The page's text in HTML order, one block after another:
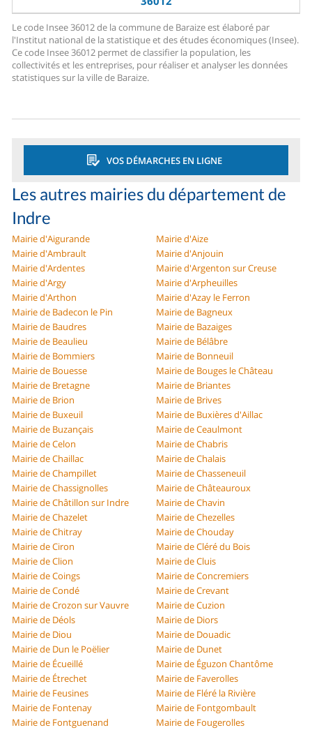
Le code Insee 36012 de la commune de Baraize est élaboré par
l'Institut national de la statistique et des études économiques (Insee).
Ce code Insee 36012 permet de classifier la population, les
collectivités et les entreprises, pour réaliser et analyser les données
statistiques sur la ville de Baraize.
VOS DÉMARCHES EN LIGNE
Les autres mairies du département de
Indre
Mairie d'Aigurande
Mairie d'Aize
Mairie d'Ambrault
Mairie d'Anjouin
Mairie d'Ardentes
Mairie d'Argenton sur Creuse
Mairie d'Argy
Mairie d'Arpheuilles
Mairie d'Arthon
Mairie d'Azay le Ferron
Mairie de Badecon le Pin
Mairie de Bagneux
Mairie de Baudres
Mairie de Bazaiges
Mairie de Beaulieu
Mairie de Bélâbre
Mairie de Bommiers
Mairie de Bonneuil
Mairie de Bouesse
Mairie de Bouges le Château
Mairie de Bretagne
Mairie de Briantes
Mairie de Brion
Mairie de Brives
Mairie de Buxeuil
Mairie de Buxières d'Aillac
Mairie de Buzançais
Mairie de Ceaulmont
Mairie de Celon
Mairie de Chabris
Mairie de Chaillac
Mairie de Chalais
Mairie de Champillet
Mairie de Chasseneuil
Mairie de Chassignolles
Mairie de Châteauroux
Mairie de Châtillon sur Indre
Mairie de Chavin
Mairie de Chazelet
Mairie de Chezelles
Mairie de Chitray
Mairie de Chouday
Mairie de Ciron
Mairie de Cléré du Bois
Mairie de Clion
Mairie de Cluis
Mairie de Coings
Mairie de Concremiers
Mairie de Condé
Mairie de Crevant
Mairie de Crozon sur Vauvre
Mairie de Cuzion
Mairie de Déols
Mairie de Diors
Mairie de Diou
Mairie de Douadic
Mairie de Dun le Poëlier
Mairie de Dunet
Mairie de Écueillé
Mairie de Éguzon Chantôme
Mairie de Étrechet
Mairie de Faverolles
Mairie de Feusines
Mairie de Fléré la Rivière
Mairie de Fontenay
Mairie de Fontgombault
Mairie de Fontguenand
Mairie de Fougerolles